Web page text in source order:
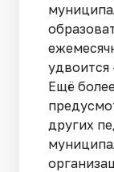
удвоится
Ещё
других